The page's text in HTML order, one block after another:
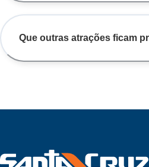
Que outras atrações ficam